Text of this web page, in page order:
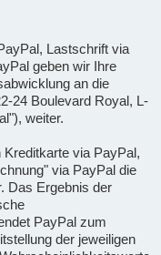
Lastschrift via
geben wir Ihre
an die
24 Boulevard Royal, L-
weiter.
via PayPal,
via PayPal die
Das Ergebnis der
PayPal zum
der jeweiligen